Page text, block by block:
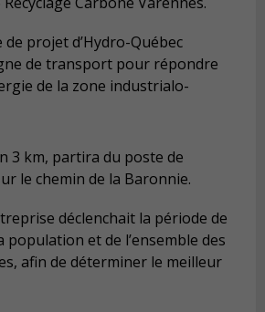
projet d’Hydro-Québec
de transport pour répondre
de la zone industrialo-
3 km, partira du poste de
le chemin de la Baronnie.
déclenchait la période de
et de l’ensemble des
afin de déterminer le meilleur